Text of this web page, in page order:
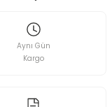
Aynı Gün
Kargo